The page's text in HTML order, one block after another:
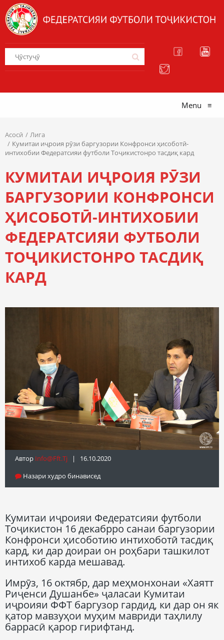
Menu ≡
Асосӣ
Лига
Кумитаи иҷроия рӯзи баргузории Конфронси ҳисоботӣ-
интихобии Федератсияи футболи Тоҷикистонро тасдиқ кард
КУМИТАИ ИҶРОИЯ РӮЗИ
БАРГУЗОРИИ КОНФРОНСИ
ҲИСОБОТӢ-ИНТИХОБИИ
ФЕДЕРАТСИЯИ ФУТБОЛИ
ТОҶИКИСТОНРО ТАСДИҚ
КАРД
Автор Info@fft.tj | 16.10.2020
Назари худро бинависед
Кумитаи иҷроияи Федератсияи футболи
Тоҷикистон 16 декабрро санаи баргузории
Конфронси ҳисоботию интихоботӣ тасдиқ
кард, ки дар доираи он роҳбари ташкилот
интихоб карда мешавад.
Имрӯз, 16 октябр, дар меҳмонхонаи «Хаятт
Риҷенси Душанбе» ҷаласаи Кумитаи
иҷроияи ФФТ баргузор гардид, ки дар он як
қатор мавзуҳои муҳим мавриди таҳлилу
баррасӣ қарор гирифтанд.